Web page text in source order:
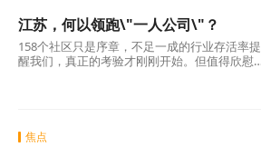
江苏，何以领跑\"一人公司\"？
158个社区只是序章，不足一成的行业存活率提
醒我们，真正的考验才刚刚开始。但值得欣慰
焦点